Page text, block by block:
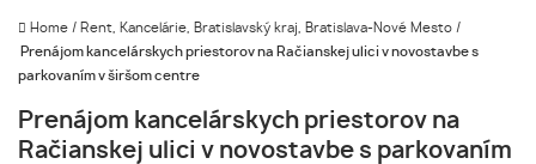
Home / Rent, Kancelárie, Bratislavský kraj, Bratislava-Nové Mesto /
Prenájom kancelárskych priestorov na Račianskej ulici v novostavbe s
parkovaním v širšom centre
Prenájom kancelárskych priestorov na
Račianskej ulici v novostavbe s parkovaním